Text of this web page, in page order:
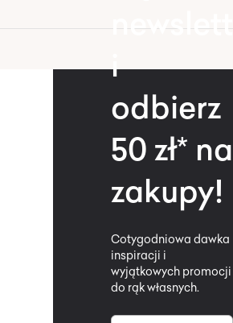
i
odbierz
50 zł* na
zakupy!
Cotygodniowa dawka
inspiracji i
wyjątkowych promocji
do rąk własnych.